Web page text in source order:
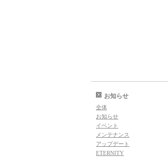
お知らせ
全体
お知らせ
イベント
メンテナンス
アップデート
ETERNITY